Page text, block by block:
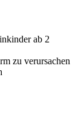
ab 2
zu verursachen